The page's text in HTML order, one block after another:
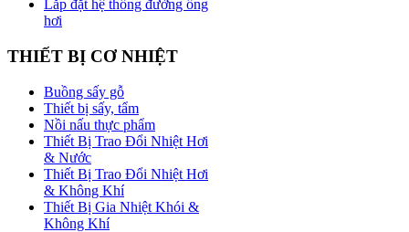
Lắp đặt hệ thống đường ống
hơi
THIẾT BỊ CƠ NHIỆT
Buồng sấy gỗ
Thiết bị sấy, tẩm
Nồi nấu thực phẩm
Thiết Bị Trao Đổi Nhiệt Hơi
& Nước
Thiết Bị Trao Đổi Nhiệt Hơi
& Không Khí
Thiết Bị Gia Nhiệt Khói &
Không Khí